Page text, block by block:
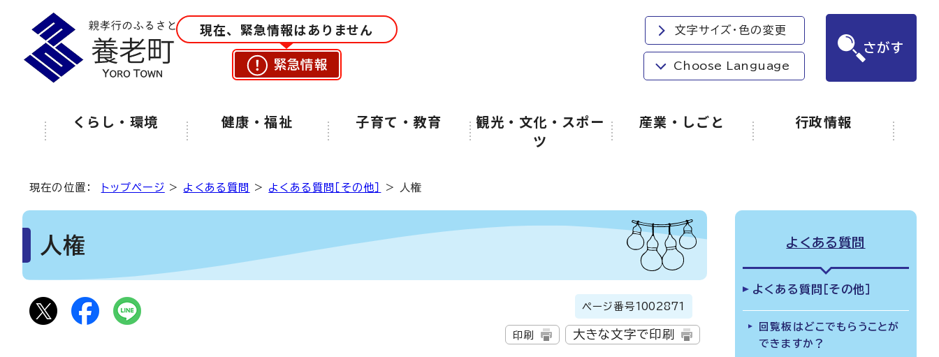
現在、緊急情報はありません
緊急情報
文字サイズ・色の変更
Choose Language
さがす
くらし・環境 健康・福祉 子育て・教育
観光・文化・スポー
ツ
産業・しごと 行政情報
現在の位置： トップページ > よくある質問 > よくある質問［その他］ > 人権
人権
ページ番号1002871
印刷 大きな文字で印刷
よくある質問
よくある質問［その他］
回覧板はどこでもらうことが
できますか？